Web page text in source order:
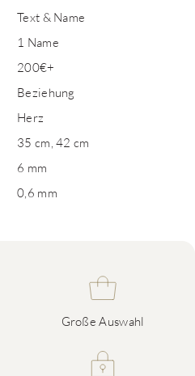
Text & Name
1 Name
200€+
Beziehung
Herz
35 cm, 42 cm
6 mm
0,6 mm
Große Auswahl